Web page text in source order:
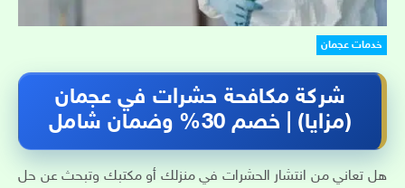
خدمات عجمان
شركة مكافحة حشرات في عجمان
(مزايا) | خصم 30% وضمان شامل
هل تعاني من انتشار الحشرات في منزلك أو مكتبك وتبحث عن حل